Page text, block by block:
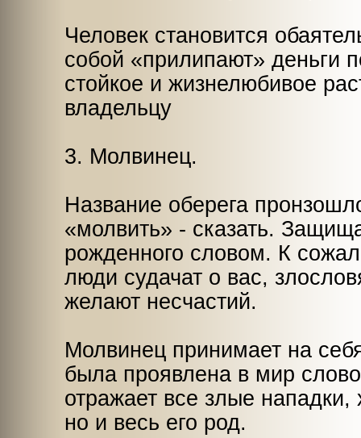
Человек становится
собой «прилипают» деньги
стойкое и жизнелюбивое
владельцу
3. Молвинец.
Название оберега
«молвить» - сказать.
рожденного словом. К
люди судачат о вас,
желают несчастий.
Молвинец принимает на
была проявлена в мир
отражает все злые нападки,
но и весь его род.